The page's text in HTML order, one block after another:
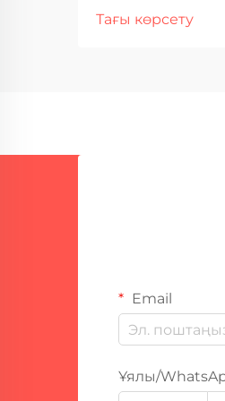
қорғанысы
Тағы көрсету
Email
Ұялы/